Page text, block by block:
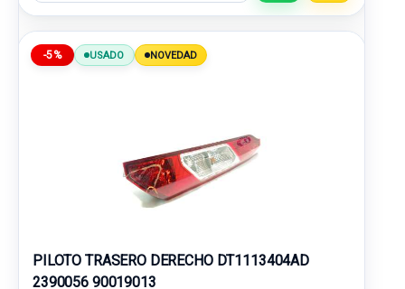
-5% USADO NOVEDAD
PILOTO TRASERO DERECHO DT1113404AD
2390056 90019013